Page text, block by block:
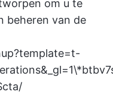
om u te
beheren van de